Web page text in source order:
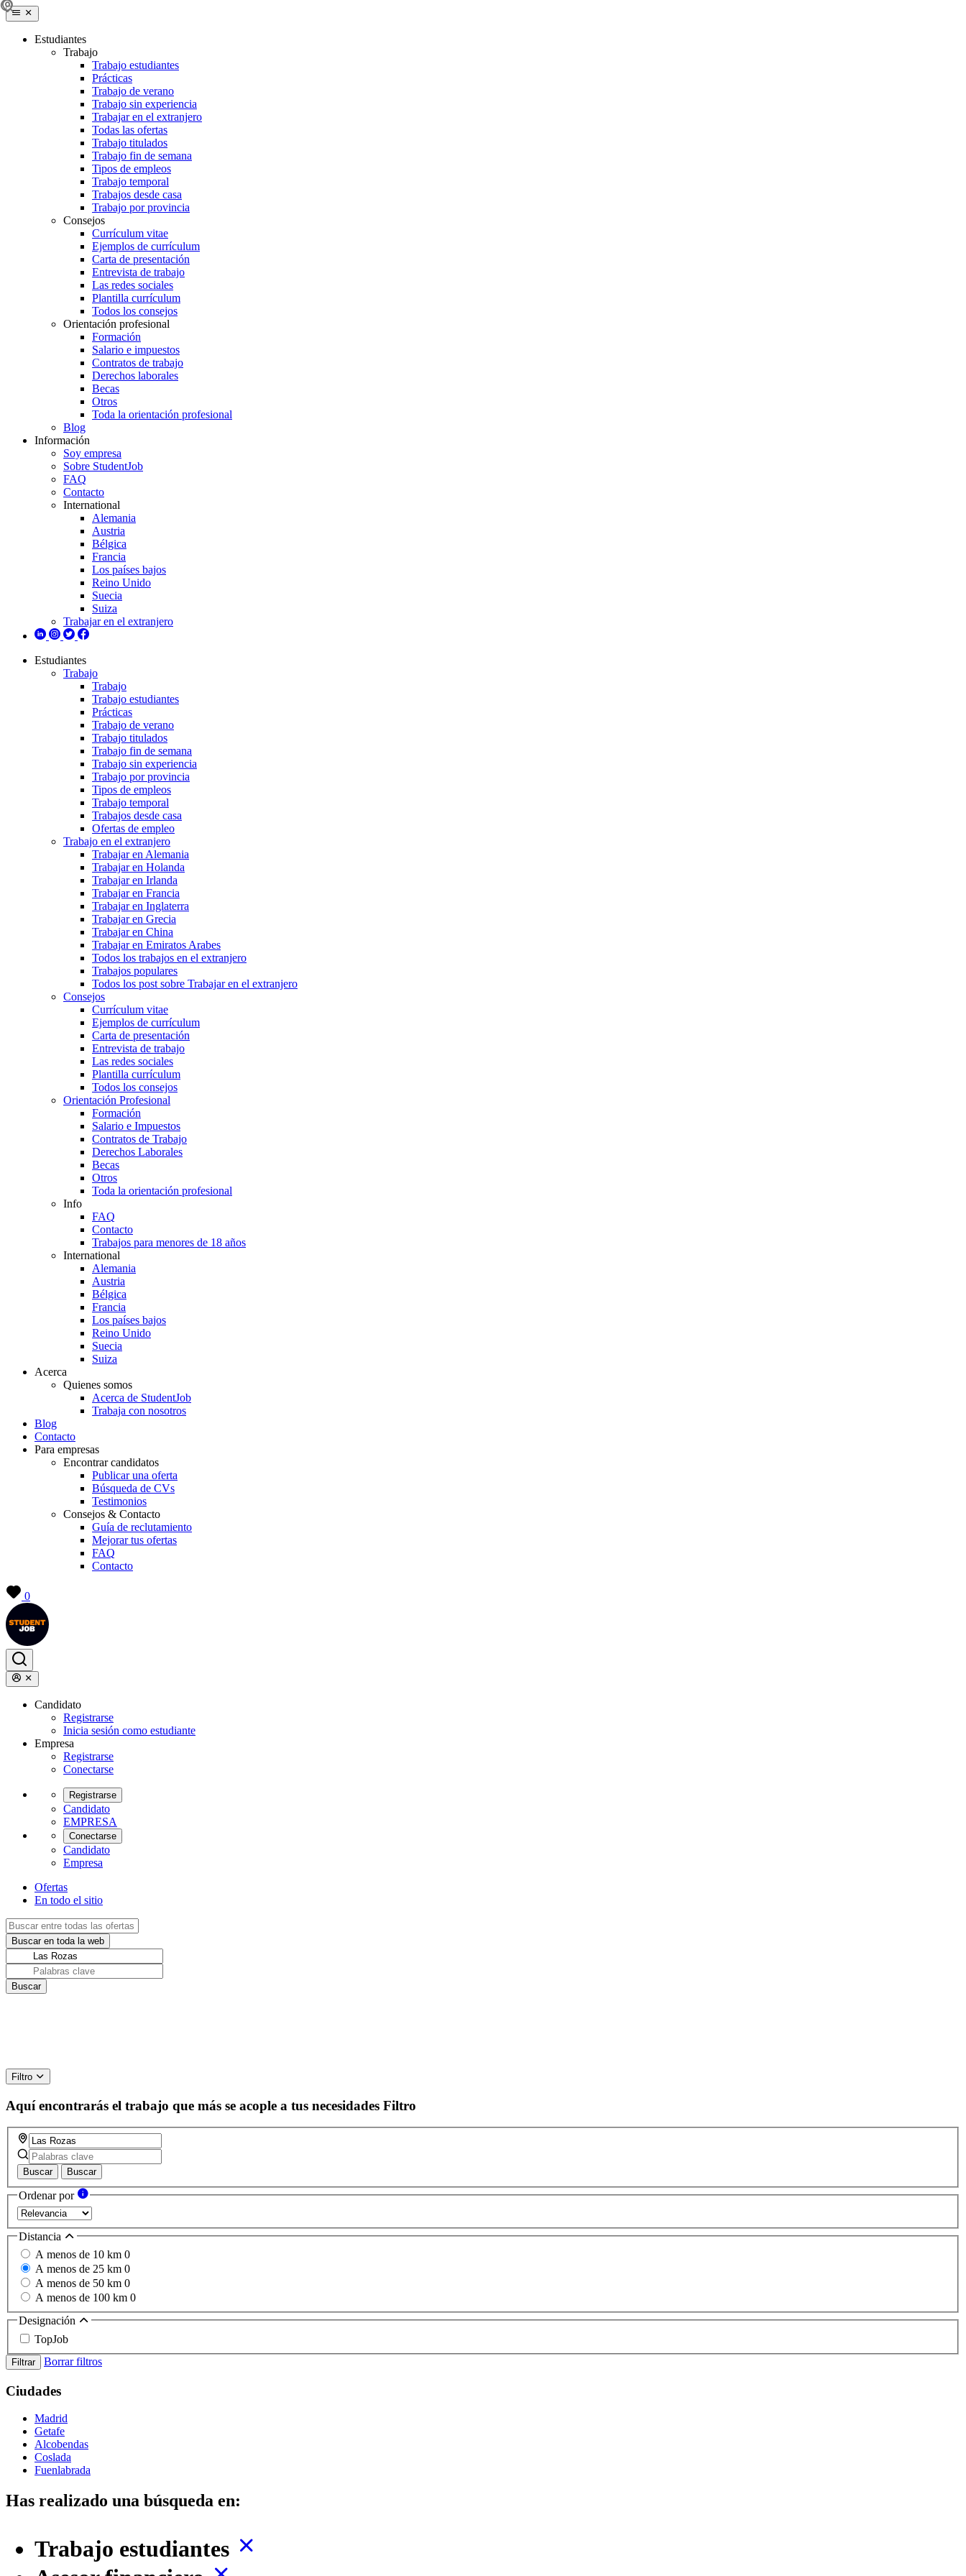
Estudiantes
Trabajo
Trabajo estudiantes
Prácticas
Trabajo de verano
Trabajo sin experiencia
Trabajar en el extranjero
Todas las ofertas
Trabajo titulados
Trabajo fin de semana
Tipos de empleos
Trabajo temporal
Trabajos desde casa
Trabajo por provincia
Consejos
Currículum vitae
Ejemplos de currículum
Carta de presentación
Entrevista de trabajo
Las redes sociales
Plantilla currículum
Todos los consejos
Orientación profesional
Formación
Salario e impuestos
Contratos de trabajo
Derechos laborales
Becas
Otros
Toda la orientación profesional
Blog
Información
Soy empresa
Sobre StudentJob
FAQ
Contacto
International
Alemania
Austria
Bélgica
Francia
Los países bajos
Reino Unido
Suecia
Suiza
Trabajar en el extranjero
Estudiantes
Trabajo
Trabajo
Trabajo estudiantes
Prácticas
Trabajo de verano
Trabajo titulados
Trabajo fin de semana
Trabajo sin experiencia
Trabajo por provincia
Tipos de empleos
Trabajo temporal
Trabajos desde casa
Ofertas de empleo
Trabajo en el extranjero
Trabajar en Alemania
Trabajar en Holanda
Trabajar en Irlanda
Trabajar en Francia
Trabajar en Inglaterra
Trabajar en Grecia
Trabajar en China
Trabajar en Emiratos Arabes
Todos los trabajos en el extranjero
Trabajos populares
Todos los post sobre Trabajar en el extranjero
Consejos
Currículum vitae
Ejemplos de currículum
Carta de presentación
Entrevista de trabajo
Las redes sociales
Plantilla currículum
Todos los consejos
Orientación Profesional
Formación
Salario e Impuestos
Contratos de Trabajo
Derechos Laborales
Becas
Otros
Toda la orientación profesional
Info
FAQ
Contacto
Trabajos para menores de 18 años
International
Alemania
Austria
Bélgica
Francia
Los países bajos
Reino Unido
Suecia
Suiza
Acerca
Quienes somos
Acerca de StudentJob
Trabaja con nosotros
Blog
Contacto
Para empresas
Encontrar candidatos
Publicar una oferta
Búsqueda de CVs
Testimonios
Consejos & Contacto
Guía de reclutamiento
Mejorar tus ofertas
FAQ
Contacto
0
Candidato
Registrarse
Inicia sesión como estudiante
Empresa
Registrarse
Conectarse
Registrarse
Candidato
EMPRESA
Conectarse
Candidato
Empresa
Ofertas
En todo el sitio
Filtro
Aquí encontrarás el trabajo que más se acople a tus necesidades Filtro
Buscar Buscar
Ordenar por
Distancia
A menos de 10 km 0
A menos de 25 km 0
A menos de 50 km 0
A menos de 100 km 0
Designación
TopJob
Filtrar Borrar filtros
Ciudades
Madrid
Getafe
Alcobendas
Coslada
Fuenlabrada
Has realizado una búsqueda en:
Trabajo estudiantes